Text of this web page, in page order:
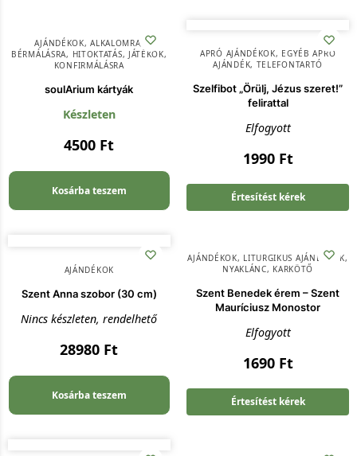
AJÁNDÉKOK,ALKALOMRA
BÉRMÁLÁSRA, HITOKTATÁS, JÁTÉKOK,
KONFIRMÁLÁSRA
soulArium kártyák
Készleten
4500 Ft
Kosárba teszem
APRÓ AJÁNDÉKOK, EGYÉB APRÓ
AJÁNDÉK, TELEFONTARTÓ
Szelfibot „Örülj, Jézus szeret!”
felirattal
Elfogyott
1990 Ft
Értesítést kérek
AJÁNDÉKOK
Szent Anna szobor (30 cm)
Nincs készleten, rendelhető
28980 Ft
Kosárba teszem
AJÁNDÉKOK, LITURGIKUS AJÁNDÉKOK,
NYAKLÁNC, KARKÖTŐ
Szent Benedek érem – Szent
Mauríciusz Monostor
Elfogyott
1690 Ft
Értesítést kérek